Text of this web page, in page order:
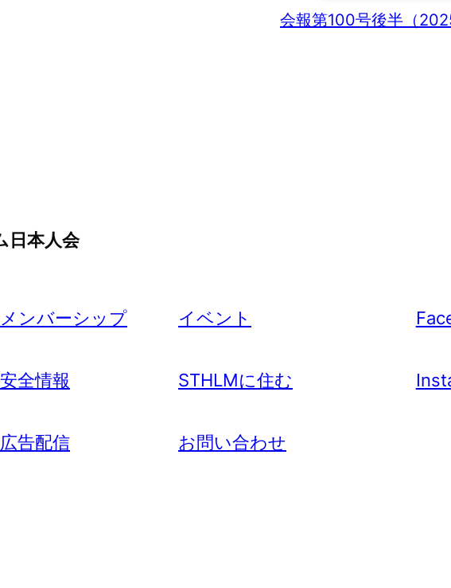
会報第100号後半（
日本人会
メンバーシップ イベント
安全情報 STHLMに住む
広告配信 お問い合わせ